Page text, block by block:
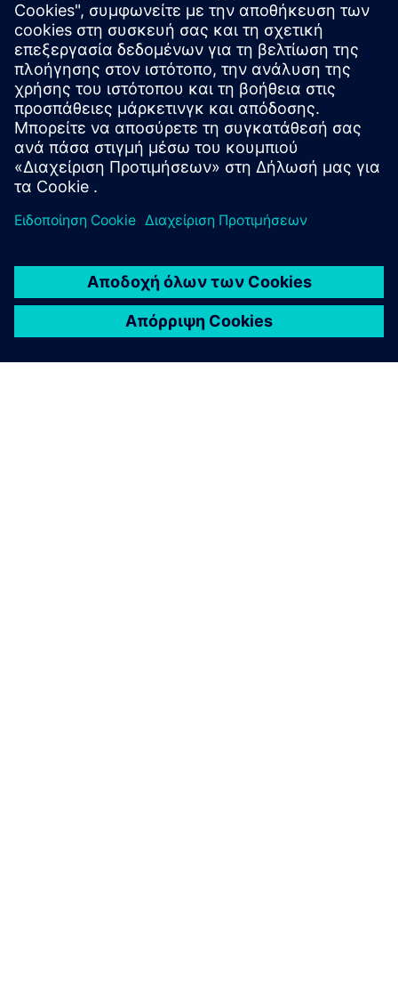
Εικονικοποίηση του
εργαστηρίου με το εικονικό PLC
Για να κάνει την παραγωγή ταχύτερη, πιο στιβαρή και
και τον αριθμό των συσκευών και να μετατρέψει τις
εφαρμογές σε λογισμικό. Αυτό απαιτούσε μια
καινοτομία: εικονικά PLC.